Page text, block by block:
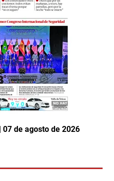
07 de agosto de 2026